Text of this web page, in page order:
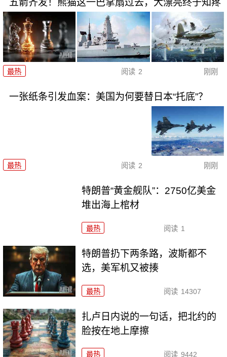
五箭齐发！熊猫这一巴掌扇过去，大漂亮终于知疼
最热 阅读 2 刚刚
一张纸条引发血案：美国为何要替日本“托底”？
最热 阅读 2 刚刚
特朗普“黄金舰队”：2750亿美金
堆出海上棺材
最热 阅读 1
特朗普扔下两条路，波斯都不
选，美军机又被揍
最热 阅读 14307
扎卢日内说的一句话，把北约的
脸按在地上摩擦
最热 阅读 9442